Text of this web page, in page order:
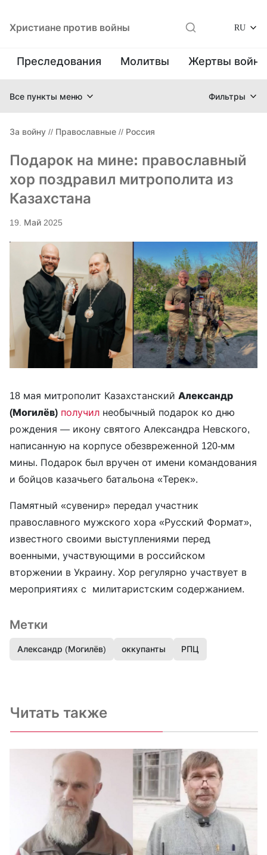
Христиане против войны RU
Преследования Молитвы Жертвы
Все пункты меню Фильтры
За войну // Православные // Россия
Подарок на мине: православный
хор поздравил митрополита из
Казахстана
19. Май 2025
18 мая митрополит Казахстанский Александр
(Могилёв) получил необычный подарок ко дню
рождения — икону святого Александра Невского,
написанную на корпусе обезвреженной 120-мм
мины. Подарок был вручен от имени командования
и бойцов казачьего батальона «Терек».
Памятный «сувенир» передал участник
православного мужского хора «Русский Формат»,
известного своими выступлениями перед
военными, участвующими в российском
вторжении в Украину. Хор регулярно участвует в
мероприятиях с милитаристским содержанием.
Метки
Александр (Могилёв) оккупанты РПЦ
Читать также